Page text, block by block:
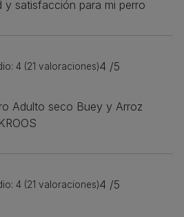
y satisfacción para mi perro
4 (21 valoraciones)4 /5
Adulto seco Buey y Arroz
4 (21 valoraciones)4 /5